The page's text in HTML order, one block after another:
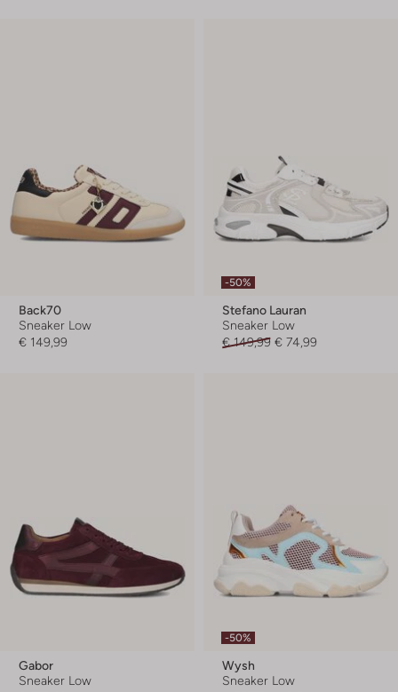
Back70
Sneaker Low
€ 149,99
-50%
Stefano Lauran
Sneaker Low
€ 149,99 € 74,99
Gabor
Sneaker Low
-50%
Wysh
Sneaker Low